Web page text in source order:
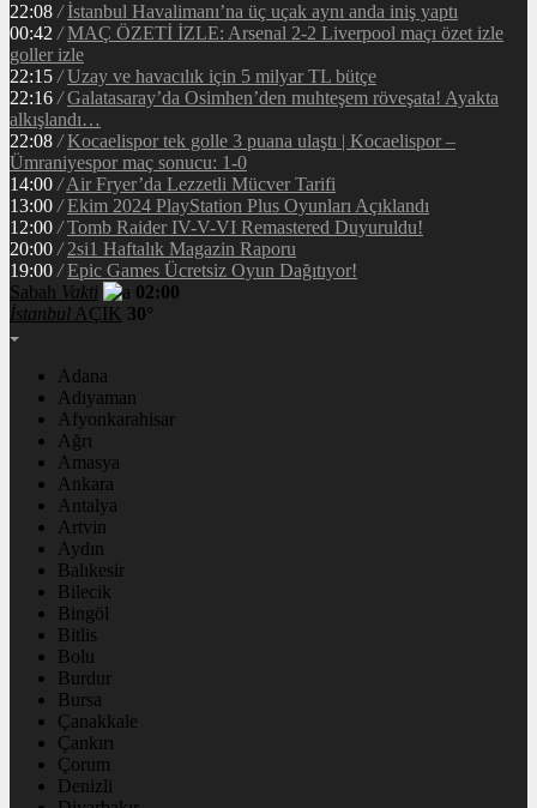
22:08 / İstanbul Havalimanı’na üç uçak aynı anda iniş yaptı
00:42 / MAÇ ÖZETİ İZLE: Arsenal 2-2 Liverpool maçı özet izle
goller izle
22:15 / Uzay ve havacılık için 5 milyar TL bütçe
22:16 / Galatasaray’da Osimhen’den muhteşem röveşata! Ayakta
alkışlandı…
22:08 / Kocaelispor tek golle 3 puana ulaştı | Kocaelispor –
Ümraniyespor maç sonucu: 1-0
14:00 / Air Fryer’da Lezzetli Mücver Tarifi
13:00 / Ekim 2024 PlayStation Plus Oyunları Açıklandı
12:00 / Tomb Raider IV-V-VI Remastered Duyuruldu!
20:00 / 2si1 Haftalık Magazin Raporu
19:00 / Epic Games Ücretsiz Oyun Dağıtıyor!
Sabah Vakti
02:00
İstanbul AÇIK 30°
Adana
Adıyaman
Afyonkarahisar
Ağrı
Amasya
Ankara
Antalya
Artvin
Aydın
Balıkesir
Bilecik
Bingöl
Bitlis
Bolu
Burdur
Bursa
Çanakkale
Çankırı
Çorum
Denizli